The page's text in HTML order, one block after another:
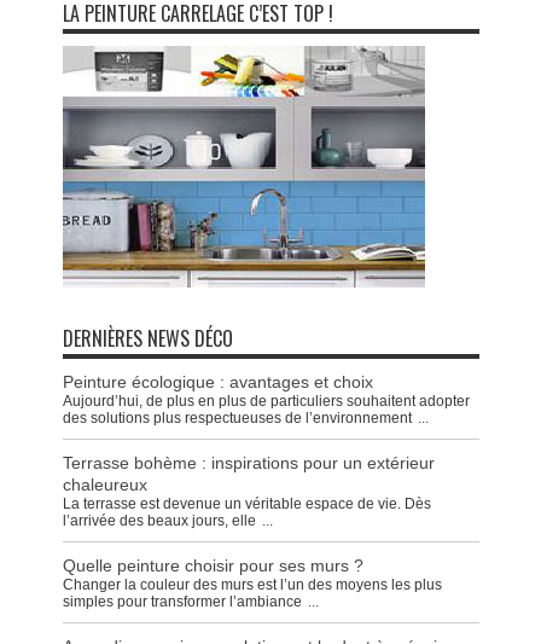
LA PEINTURE CARRELAGE C’EST TOP !
DERNIÈRES NEWS DÉCO
Peinture écologique : avantages et choix
Aujourd’hui, de plus en plus de particuliers souhaitent adopter
des solutions plus respectueuses de l’environnement
Terrasse bohème : inspirations pour un extérieur
chaleureux
La terrasse est devenue un véritable espace de vie. Dès
l’arrivée des beaux jours, elle
Quelle peinture choisir pour ses murs ?
Changer la couleur des murs est l’un des moyens les plus
simples pour transformer l’ambiance